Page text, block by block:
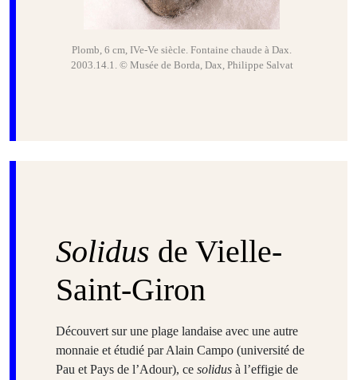
Plomb, 6 cm, IVe-Ve siècle. Fontaine chaude à Dax.
2003.14.1. © Musée de Borda, Dax, Philippe Salvat
Solidus de Vielle-
Saint-Giron
Découvert sur une plage landaise avec une autre
monnaie et étudié par Alain Campo (université de
Pau et Pays de l’Adour), ce solidus à l’effigie de